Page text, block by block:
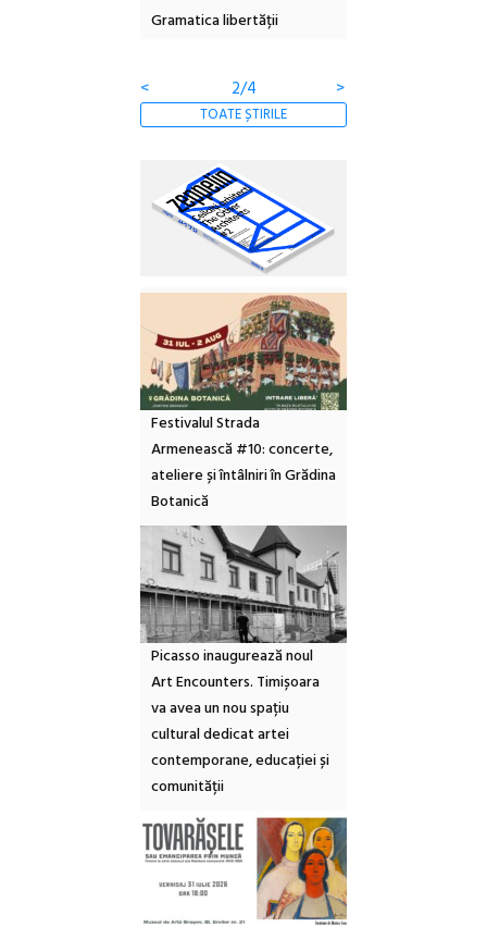
Gramatica libertății
< 2/4 >
TOATE ȘTIRILE
Festivalul Strada
Armenească #10: concerte,
ateliere și întâlniri în Grădina
Botanică
Picasso inaugurează noul
Art Encounters. Timișoara
va avea un nou spațiu
cultural dedicat artei
contemporane, educației și
comunității